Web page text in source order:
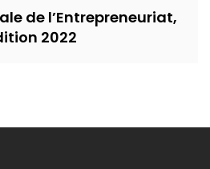
de l’Entrepreneuriat,
2022